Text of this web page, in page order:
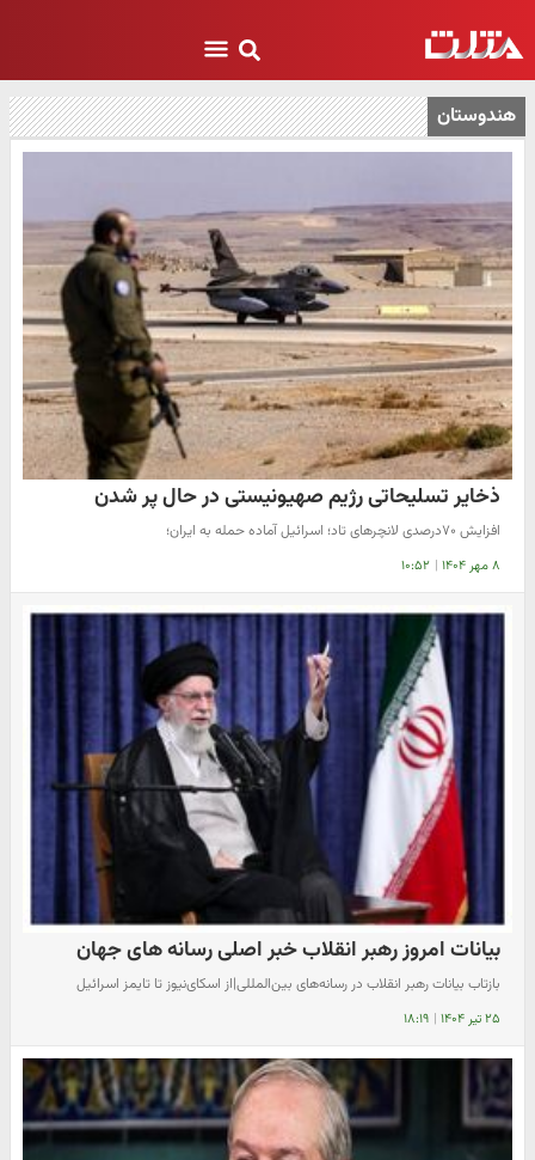
هندوستان
ذخایر تسلیحاتی رژیم صهیونیستی در حال پر شدن
افزایش ۷۰درصدی لانچرهای تاد؛ اسرائیل آماده حمله به ایران؛
۸ مهر ۱۴۰۴ | ۱۰:۵۲
بیانات امروز رهبر انقلاب خبر اصلی رسانه های جهان
بازتاب بیانات رهبر انقلاب در رسانه‌های بین‌المللی|از اسکای‌نیوز تا تایمز اسرائیل
۲۵ تیر ۱۴۰۴ | ۱۸:۱۹